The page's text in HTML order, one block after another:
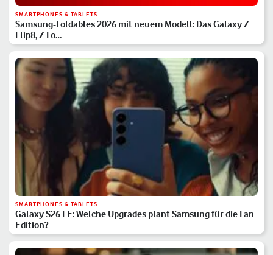
SMARTPHONES & TABLETS
Samsung-Foldables 2026 mit neuem Modell: Das Galaxy Z
Flip8, Z Fo…
SMARTPHONES & TABLETS
Galaxy S26 FE: Welche Upgrades plant Samsung für die Fan
Edition?